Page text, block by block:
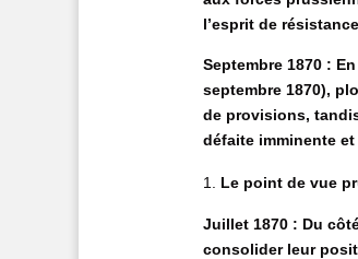
l’esprit de
Septembre 1870 :
septembre 1870),
de provisions,
défaite imminente
Le point de vue
Juillet 1870 : Du
consolider leur